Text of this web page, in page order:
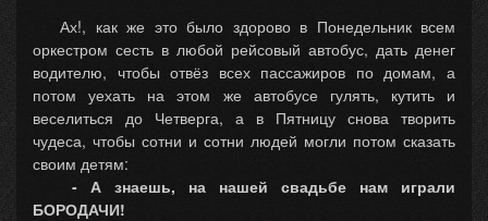
Ах!, как же это было здорово в Понедельник всем
оркестром сесть в любой рейсовый автобус, дать денег
водителю, чтобы отвёз всех пассажиров по домам, а
потом уехать на этом же автобусе гулять, кутить и
веселиться до Четверга, а в Пятницу снова творить
чудеса, чтобы сотни и сотни людей могли потом сказать
своим детям:
- А знаешь, на нашей свадьбе нам играли
БОРОДАЧИ!